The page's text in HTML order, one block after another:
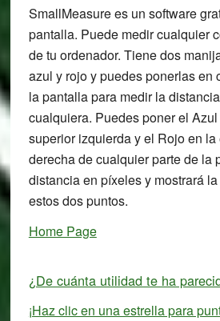
SmallMeasure es un software
pantalla. Puede medir cualquier
de tu ordenador. Tiene dos
azul y rojo y puedes ponerlas en
la pantalla para medir la
cualquiera. Puedes poner el
superior izquierda y el Rojo en
derecha de cualquier parte de la
distancia en píxeles y mostrará
estos dos puntos.
Home Page
¿De cuánta utilidad te ha
¡Haz clic en una estrella para